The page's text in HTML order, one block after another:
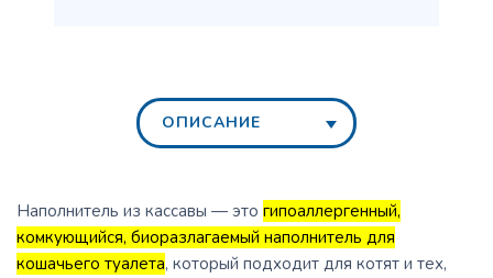
ОПИСАНИЕ
Наполнитель из кассавы — это гипоаллергенный,
комкующийся, биоразлагаемый наполнитель для
кошачьего туалета, который подходит для котят и тех,